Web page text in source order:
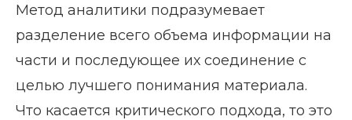
Метод аналитики подразумевает
разделение всего объема информации на
части и последующее их соединение с
целью лучшего понимания материала.
Что касается критического подхода, то это